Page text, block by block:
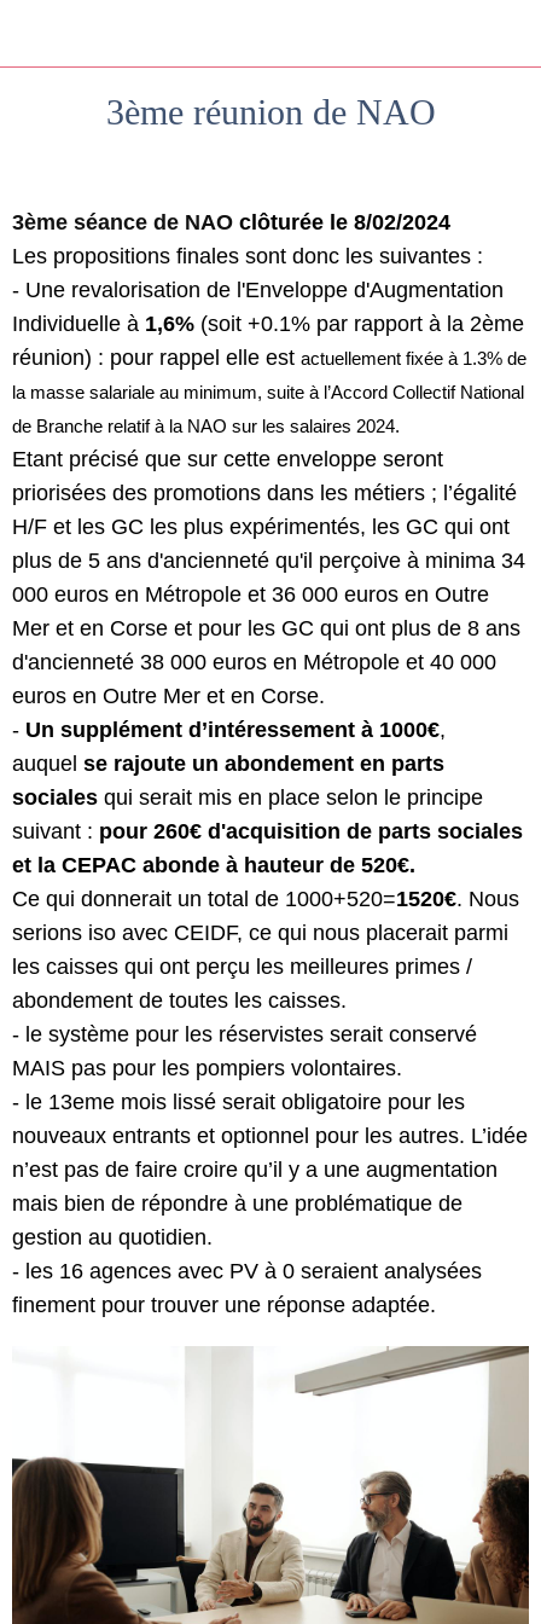
3ème réunion de NAO
3ème séance de NAO clôturée le 8/02/2024
Les propositions finales sont donc les suivantes :
- Une revalorisation de l'Enveloppe d'Augmentation
Individuelle à 1,6% (soit +0.1% par rapport à la 2ème
réunion) : pour rappel elle est actuellement fixée à 1.3% de
la masse salariale au minimum, suite à l’Accord Collectif National
de Branche relatif à la NAO sur les salaires 2024.
Etant précisé que sur cette enveloppe seront
priorisées des promotions dans les métiers ; l’égalité
H/F et les GC les plus expérimentés, les GC qui ont
plus de 5 ans d'ancienneté qu'il perçoive à minima 34
000 euros en Métropole et 36 000 euros en Outre
Mer et en Corse et pour les GC qui ont plus de 8 ans
d'ancienneté 38 000 euros en Métropole et 40 000
euros en Outre Mer et en Corse.
- ⁠ Un supplément d’intéressement à 1000€,
auquel se rajoute un abondement en parts
sociales qui serait mis en place selon le principe
suivant : pour 260€ d'acquisition de parts sociales
et la CEPAC abonde à hauteur de 520€.
Ce qui donnerait un total de 1000+520=1520€. Nous
serions iso avec CEIDF, ce qui nous placerait parmi
les caisses qui ont perçu les meilleures primes /
abondement de toutes les caisses.
- ⁠le système pour les réservistes serait conservé
MAIS pas pour les pompiers volontaires.
- ⁠le 13eme mois lissé serait obligatoire pour les
nouveaux entrants et optionnel pour les autres. L’idée
n’est pas de faire croire qu’il y a une augmentation
mais bien de répondre à une problématique de
gestion au quotidien.
- ⁠les 16 agences avec PV à 0 seraient analysées
finement pour trouver une réponse adaptée.